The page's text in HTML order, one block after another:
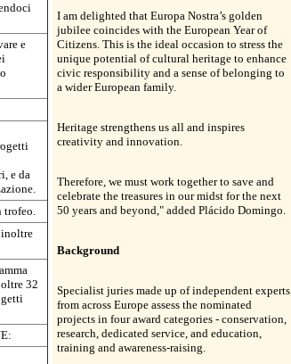
e
e da
trofeo.
inoltre
32
I am delighted that Europa Nostra’s golden
jubilee coincides with the European Year of
Citizens. This is the ideal occasion to stress the
unique potential of cultural heritage to enhance
civic responsibility and a sense of belonging to
a wider European family.
Heritage strengthens us all and inspires
creativity and innovation.
Therefore, we must work together to save and
celebrate the treasures in our midst for the next
50 years and beyond," added Plácido Domingo.
Background
Specialist juries made up of independent experts
from across Europe assess the nominated
projects in four award categories - conservation,
research, dedicated service, and education,
training and awareness-raising.